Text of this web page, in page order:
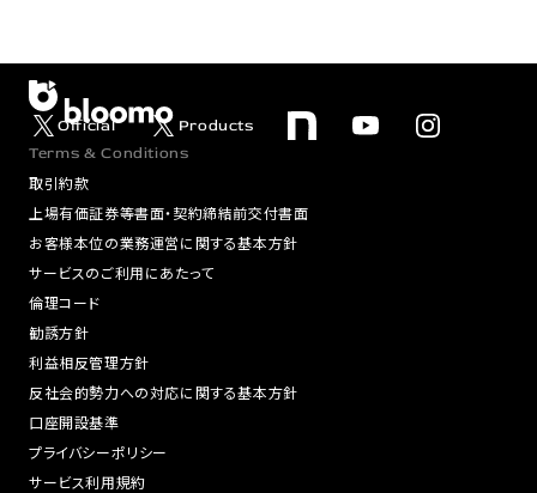
Official
Products
Terms & Conditions
取引約款
上場有価証券等書面・契約締結前交付書面
お客様本位の業務運営に関する基本方針
サービスのご利用にあたって
倫理コード
勧誘方針
利益相反管理方針
反社会的勢力への対応に関する基本方針
口座開設基準
プライバシーポリシー
サービス利用規約